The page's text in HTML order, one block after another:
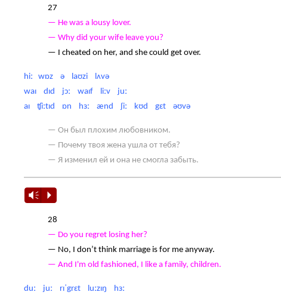
27
— Не was a lousy lover.
— Why did your wife leave you?
— I cheated on her, and she could get over.
hiː wɒz ə laʊzi lʌvə
waɪ dɪd jɔː waɪf liːv juː
aɪ ʧiːtɪd ɒn hɜː ænd ʃiː kʊd gɛt əʊvə
— Он был плохим любовником.
— Почему твоя жена ушла от тебя?
— Я изменил ей и она не смогла забыть.
Vm P
28
— Do you regret losing her?
— No, I don’t think marriage is for me anyway.
— And I'm old fashioned, I like a family, children.
duː juː rɪˈgrɛt luːzɪŋ hɜː